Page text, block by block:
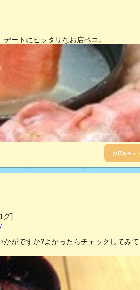
ートにピッタリなお店ペコ。
お店をチェ
グ]
がですか?よかったらチェックしてみて